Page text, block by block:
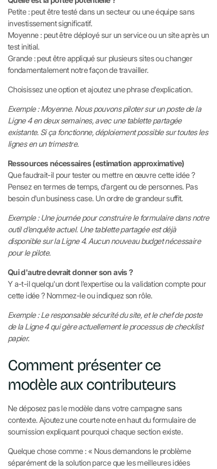
Petite : peut être testé dans un secteur ou une équipe sans
investissement significatif.
Moyenne : peut être déployé sur un service ou un site après un
test initial.
Grande : peut être appliqué sur plusieurs sites ou changer
fondamentalement notre façon de travailler.
Choisissez une option et ajoutez une phrase d'explication.
Exemple : Moyenne. Nous pouvons piloter sur un poste de la
Ligne 4 en deux semaines, avec une tablette partagée
existante. Si ça fonctionne, déploiement possible sur toutes les
lignes en un trimestre.
Ressources nécessaires (estimation approximative)
Que faudrait-il pour tester ou mettre en œuvre cette idée ?
Pensez en termes de temps, d'argent ou de personnes. Pas
besoin d'un business case. Un ordre de grandeur suffit.
Exemple : Une journée pour construire le formulaire dans notre
outil d'enquête actuel. Une tablette partagée est déjà
disponible sur la Ligne 4. Aucun nouveau budget nécessaire
pour le pilote.
Qui d'autre devrait donner son avis ?
Y a-t-il quelqu'un dont l'expertise ou la validation compte pour
cette idée ? Nommez-le ou indiquez son rôle.
Exemple : Le responsable sécurité du site, et le chef de poste
de la Ligne 4 qui gère actuellement le processus de checklist
papier.
Comment présenter ce
modèle aux contributeurs
Ne déposez pas le modèle dans votre campagne sans
contexte. Ajoutez une courte note en haut du formulaire de
soumission expliquant pourquoi chaque section existe.
Quelque chose comme : « Nous demandons le problème
séparément de la solution parce que les meilleures idées